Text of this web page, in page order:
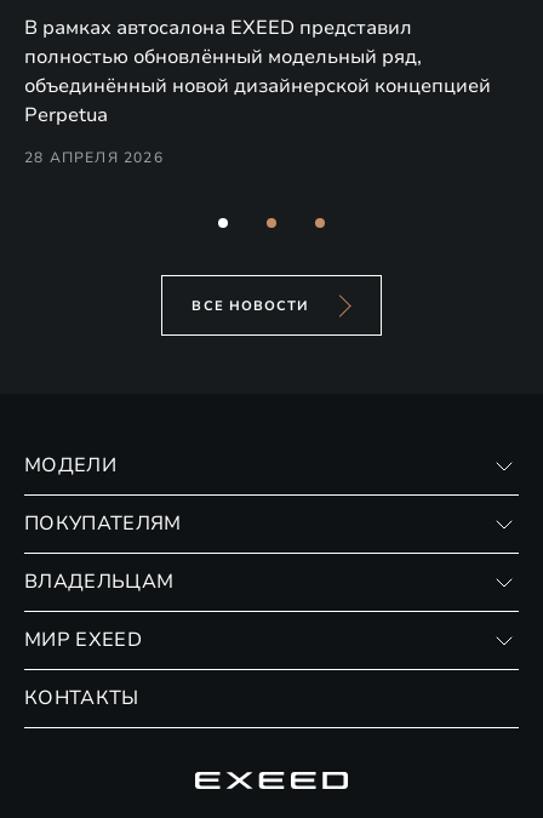
В рамках автосалона EXEED представил
полностью обновлённый модельный ряд,
объединённый новой дизайнерской концепцией
Perpetua
28 АПРЕЛЯ 2026
ВСЕ НОВОСТИ
МОДЕЛИ
ПОКУПАТЕЛЯМ
Страхование
ВЛАДЕЛЬЦАМ
Сервис
Помощь на дорогах
МИР EXEED
КОНТАКТЫ